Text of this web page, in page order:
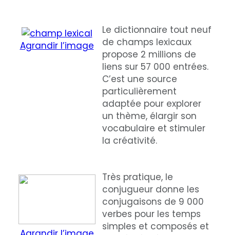
Agrandir l’image
Le dictionnaire tout neuf
de champs lexicaux
propose 2 millions de
liens sur 57 000 entrées.
C’est une source
particulièrement
adaptée pour explorer
un thème, élargir son
vocabulaire et stimuler
la créativité.
Très pratique, le
conjugueur donne les
conjugaisons de 9 000
verbes pour les temps
simples et composés et